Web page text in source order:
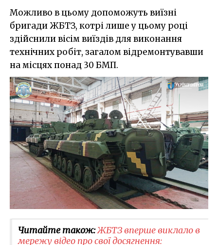
Можливо в цьому допоможуть виїзні
бригади ЖБТЗ, котрі лише у цьому році
здійснили вісім виїздів для виконання
технічних робіт, загалом відремонтувавши
на місцях понад 30 БМП.
Читайте також:ЖБТЗ вперше виклало в
мережу відео про свої досягнення: